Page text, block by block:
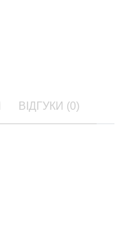
ВІДГУКИ (0)